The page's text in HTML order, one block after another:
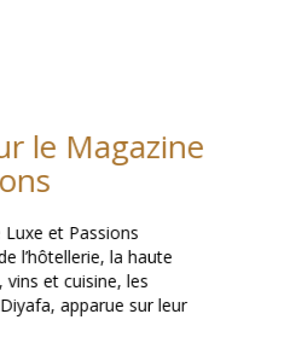
le Magazine
et Passions
l’hôtellerie, la haute
et cuisine, les
apparue sur leur